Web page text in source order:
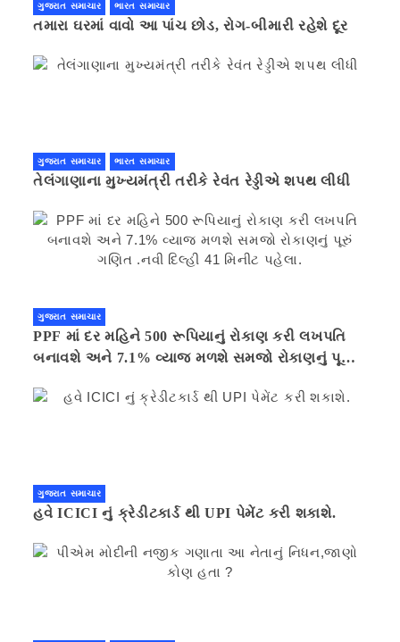
ગુજરાત સમાચાર ભારત સમાચાર
તમારા ઘરમાં વાવો આ પાંચ છોડ, રોગ-બીમારી રહેશે દૂર
ગુજરાત સમાચાર ભારત સમાચાર
તેલંગાણાના મુખ્યમંત્રી તરીકે રેવંત રેડ્ડીએ શપથ લીધી
ગુજરાત સમાચાર
PPF માં દર મહિને 500 રૂપિયાનું રોકાણ કરી લખપતિ
બનાવશે અને 7.1% વ્યાજ મળશે સમજો રોકાણનું પૂરું
ગુજરાત સમાચાર
હવે ICICI નું ક્રેડીટકાર્ડ થી UPI પેમેંટ કરી શકાશે.